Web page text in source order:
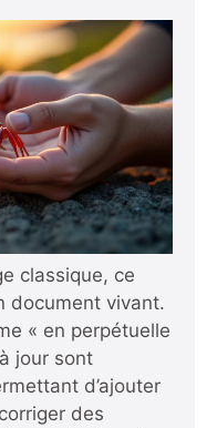
classique, ce
document vivant.
« en perpétuelle
jour sont
d’ajouter
des